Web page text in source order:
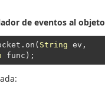
de eventos al objeto
String ev,